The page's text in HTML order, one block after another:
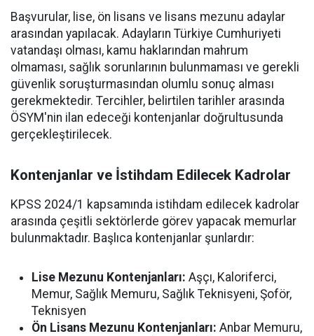
Başvurular, lise, ön lisans ve lisans mezunu adaylar
arasından yapılacak. Adayların Türkiye Cumhuriyeti
vatandaşı olması, kamu haklarından mahrum
olmaması, sağlık sorunlarının bulunmaması ve gerekli
güvenlik soruşturmasından olumlu sonuç alması
gerekmektedir. Tercihler, belirtilen tarihler arasında
ÖSYM'nin ilan edeceği kontenjanlar doğrultusunda
gerçekleştirilecek.
Kontenjanlar ve İstihdam Edilecek Kadrolar
KPSS 2024/1 kapsamında istihdam edilecek kadrolar
arasında çeşitli sektörlerde görev yapacak memurlar
bulunmaktadır. Başlıca kontenjanlar şunlardır:
Lise Mezunu Kontenjanları: Aşçı, Kaloriferci,
Memur, Sağlık Memuru, Sağlık Teknisyeni, Şoför,
Teknisyen
Ön Lisans Mezunu Kontenjanları: Anbar Memuru,